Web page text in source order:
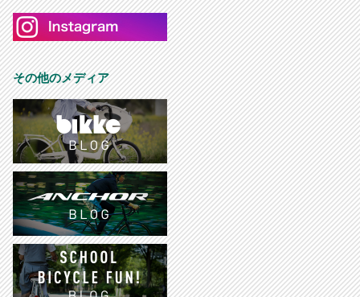
その他のメディア